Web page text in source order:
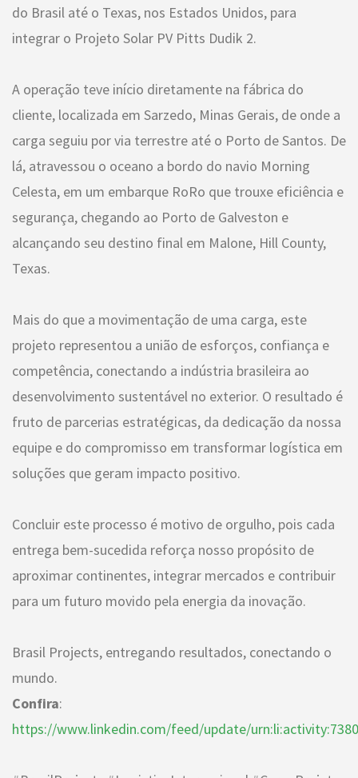
do Brasil até o Texas, nos Estados Unidos, para
integrar o Projeto Solar PV Pitts Dudik 2.
A operação teve início diretamente na fábrica do
cliente, localizada em Sarzedo, Minas Gerais, de onde a
carga seguiu por via terrestre até o Porto de Santos. De
lá, atravessou o oceano a bordo do navio Morning
Celesta, em um embarque RoRo que trouxe eficiência e
segurança, chegando ao Porto de Galveston e
alcançando seu destino final em Malone, Hill County,
Texas.
Mais do que a movimentação de uma carga, este
projeto representou a união de esforços, confiança e
competência, conectando a indústria brasileira ao
desenvolvimento sustentável no exterior. O resultado é
fruto de parcerias estratégicas, da dedicação da nossa
equipe e do compromisso em transformar logística em
soluções que geram impacto positivo.
Concluir este processo é motivo de orgulho, pois cada
entrega bem-sucedida reforça nosso propósito de
aproximar continentes, integrar mercados e contribuir
para um futuro movido pela energia da inovação.
Brasil Projects, entregando resultados, conectando o
mundo.
Confira:
https://www.linkedin.com/feed/update/